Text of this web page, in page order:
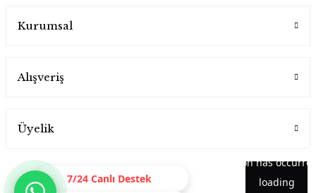
7/24 Canlı Destek
Kurumsal
Alışveriş
Üyelik